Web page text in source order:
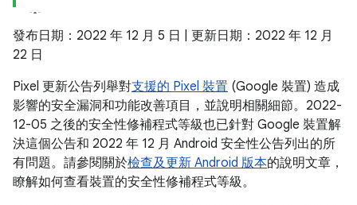
發布日期：2022 年 12 月 5 日 | 更新日期：2022 年 12 月
22 日
Pixel 更新公告列舉對支援的 Pixel 裝置 (Google 裝置) 造成
影響的安全漏洞和功能改善項目，並說明相關細節。2022-
12-05 之後的安全性修補程式等級也已針對 Google 裝置解
決這個公告和 2022 年 12 月 Android 安全性公告列出的所
有問題。請參閱關於檢查及更新 Android 版本的說明文章，
瞭解如何查看裝置的安全性修補程式等級。